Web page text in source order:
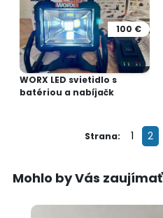
100 €
WORX LED svietidlo s
batériou a nabíjačk
Strana: 1 2
Mohlo by Vás zaujímať